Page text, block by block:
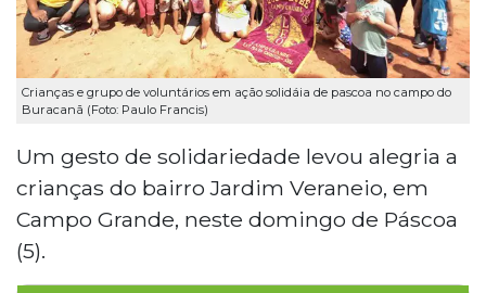
Crianças e grupo de voluntários em ação solidáia de pascoa no campo do
Buracanã (Foto: Paulo Francis)
Um gesto de solidariedade levou alegria a
crianças do bairro Jardim Veraneio, em
Campo Grande, neste domingo de Páscoa
(5).